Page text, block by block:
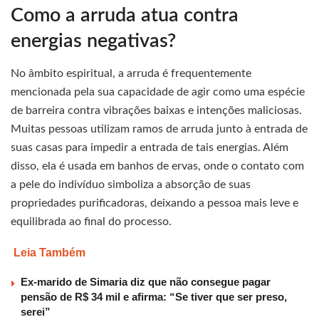
Como a arruda atua contra
energias negativas?
No âmbito espiritual, a arruda é frequentemente
mencionada pela sua capacidade de agir como uma espécie
de barreira contra vibrações baixas e intenções maliciosas.
Muitas pessoas utilizam ramos de arruda junto à entrada de
suas casas para impedir a entrada de tais energias. Além
disso, ela é usada em banhos de ervas, onde o contato com
a pele do indivíduo simboliza a absorção de suas
propriedades purificadoras, deixando a pessoa mais leve e
equilibrada ao final do processo.
Leia Também
Ex-marido de Simaria diz que não consegue pagar
pensão de R$ 34 mil e afirma: “Se tiver que ser preso,
serei”